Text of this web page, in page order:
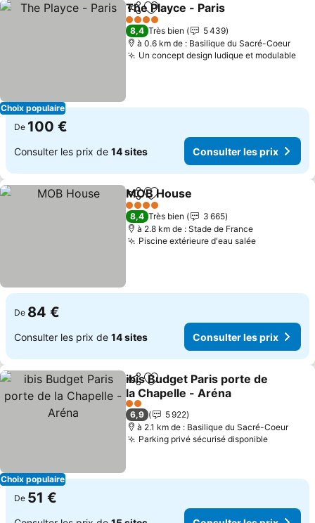
Choix populaire
PartagerAjouter à mes favoris
The Playce - Paris
4 Étoiles
8,4 Très bien
5 439
à 0.6 km de : Basilique du Sacré-Coeur
Un concept design ludique et modulable
De 100 €
Consulter les prix de 14 sites Consulter les prix
PartagerAjouter à mes favoris
MOB House
4 Étoiles
8,4 Très bien
3 665
à 2.8 km de : Stade de France
Piscine extérieure d'eau salée
De 84 €
Consulter les prix de 14 sites Consulter les prix
Choix populaire
PartagerAjouter à mes favoris
ibis Budget Paris porte de
la Chapelle - Aréna
2 Étoiles
6,9
5 922
à 2.1 km de : Basilique du Sacré-Coeur
Parking privé sécurisé disponible
De 51 €